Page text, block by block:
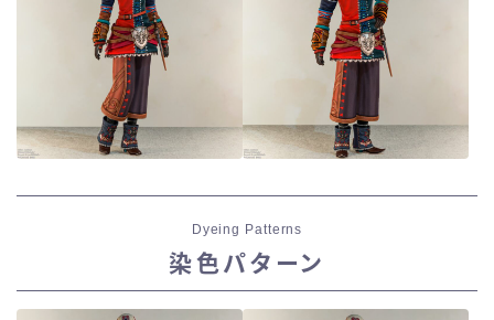
Dyeing Patterns
染色パターン